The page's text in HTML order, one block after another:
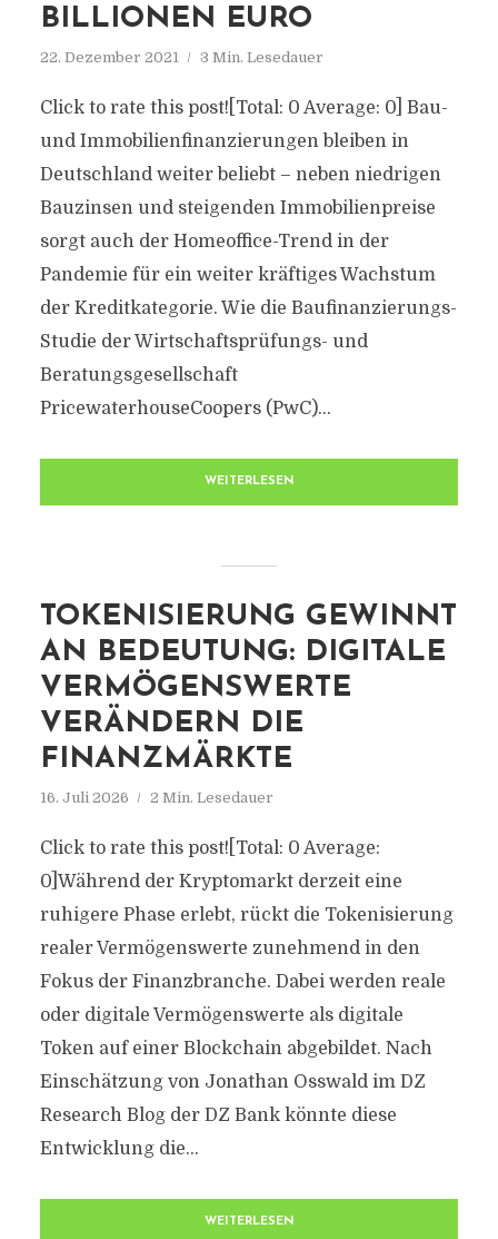
BILLIONEN EURO
22. Dezember 2021 3 Min. Lesedauer
Click to rate this post![Total: 0 Average: 0] Bau-
und Immobilienfinanzierungen bleiben in
Deutschland weiter beliebt – neben niedrigen
Bauzinsen und steigenden Immobilienpreise
sorgt auch der Homeoffice-Trend in der
Pandemie für ein weiter kräftiges Wachstum
der Kreditkategorie. Wie die Baufinanzierungs-
Studie der Wirtschaftsprüfungs- und
Beratungsgesellschaft
PricewaterhouseCoopers (PwC)...
WEITERLESEN
TOKENISIERUNG GEWINNT
AN BEDEUTUNG: DIGITALE
VERMÖGENSWERTE
VERÄNDERN DIE
FINANZMÄRKTE
16. Juli 2026 2 Min. Lesedauer
Click to rate this post![Total: 0 Average:
0]Während der Kryptomarkt derzeit eine
ruhigere Phase erlebt, rückt die Tokenisierung
realer Vermögenswerte zunehmend in den
Fokus der Finanzbranche. Dabei werden reale
oder digitale Vermögenswerte als digitale
Token auf einer Blockchain abgebildet. Nach
Einschätzung von Jonathan Osswald im DZ
Research Blog der DZ Bank könnte diese
Entwicklung die...
WEITERLESEN